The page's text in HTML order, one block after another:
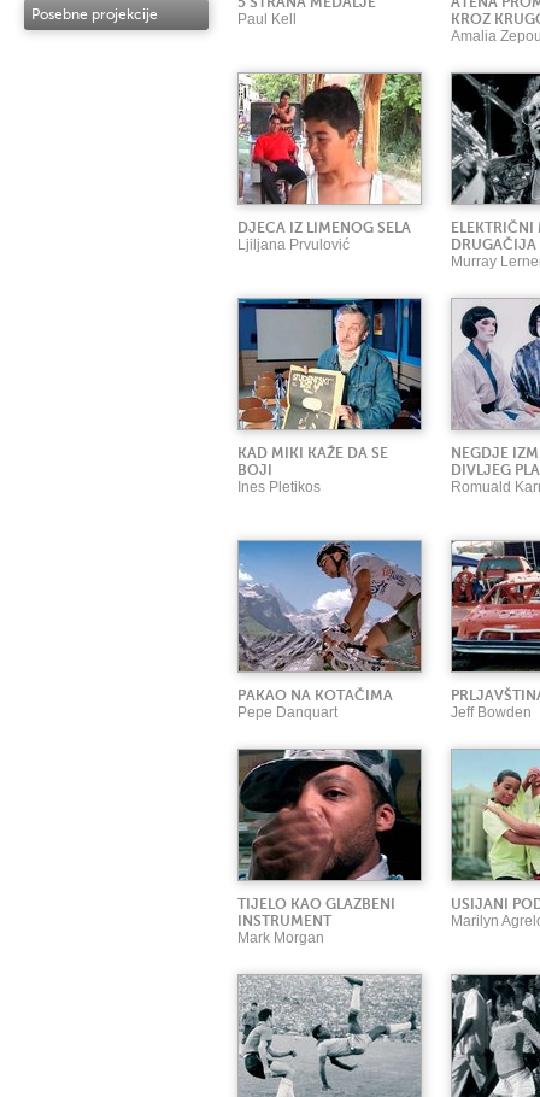
Posebne projekcije
Paul Kell
KROZ
Amalia
DJECA IZ LIMENOG SELA
Ljiljana Prvulović
ELEKTRIČNI
DRUGAČIJA
Murray
KAD MIKI KAŽE DA SE
BOJI
Ines Pletikos
NEGDJE
DIVLJEG
Romuald
PAKAO NA KOTAČIMA
Pepe Danquart
Jeff Bowden
TIJELO KAO GLAZBENI
INSTRUMENT
Mark Morgan
USIJANI
Marilyn